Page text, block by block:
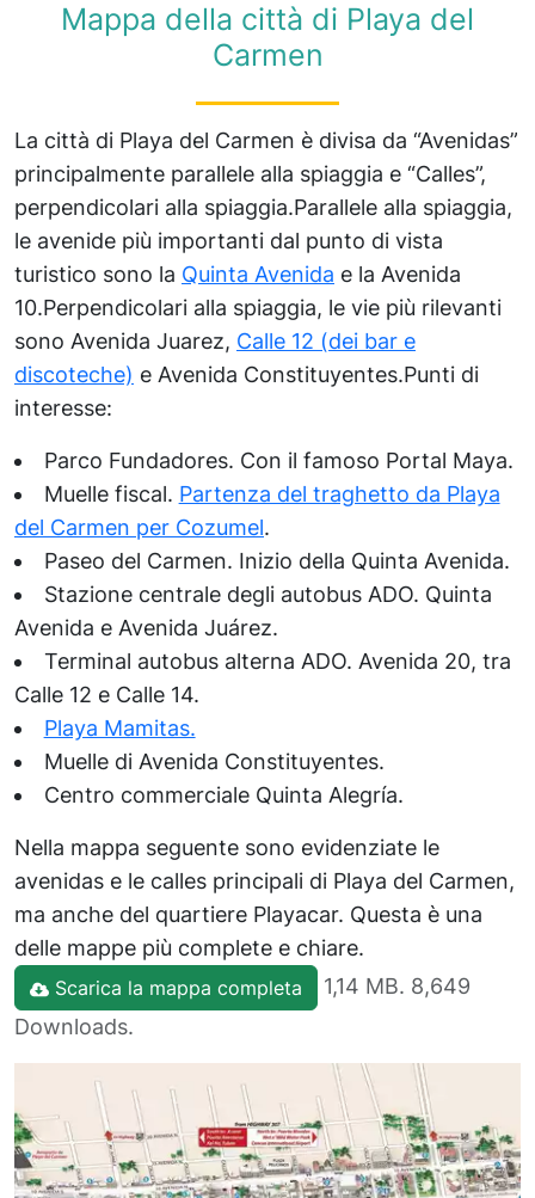
Mappa della città di Playa del
Carmen
La città di Playa del Carmen è divisa da “Avenidas”
principalmente parallele alla spiaggia e “Calles”,
perpendicolari alla spiaggia.Parallele alla spiaggia,
le avenide più importanti dal punto di vista
turistico sono la Quinta Avenida e la Avenida
10.Perpendicolari alla spiaggia, le vie più rilevanti
sono Avenida Juarez, Calle 12 (dei bar e
discoteche) e Avenida Constituyentes.Punti di
interesse:
Parco Fundadores. Con il famoso Portal Maya.
Muelle fiscal. Partenza del traghetto da Playa
del Carmen per Cozumel.
Paseo del Carmen. Inizio della Quinta Avenida.
Stazione centrale degli autobus ADO. Quinta
Avenida e Avenida Juárez.
Terminal autobus alterna ADO. Avenida 20, tra
Calle 12 e Calle 14.
Playa Mamitas.
Muelle di Avenida Constituyentes.
Centro commerciale Quinta Alegría.
Nella mappa seguente sono evidenziate le
avenidas e le calles principali di Playa del Carmen,
ma anche del quartiere Playacar. Questa è una
delle mappe più complete e chiare.
Scarica la mappa completa
1,14 MB. 8,649
Downloads.